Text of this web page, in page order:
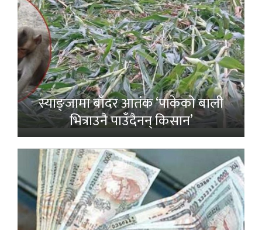
स्याङ्जामा बाँदर आतंक ‘पाकेको बाली
भित्राउनै पाउँदैनन् किसान’